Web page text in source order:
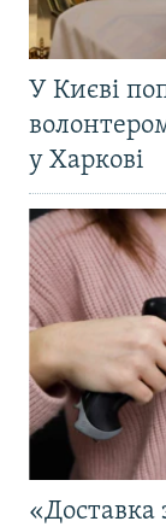
У Києві
у Харкові
«Доставка